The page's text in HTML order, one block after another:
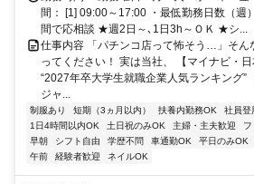
間： [1] 09:00～17:00 ・最低勤務日数（週
間で応相談 ★週2日～､1日3h～ＯＫ ★シ...
仕事内容 「パチンコ店って怖そう…」そん
ってください！ 実は当社、 【マイナビ・
“2027年卒大学生就職企業人気ランキング”
ジャ...
制服あり 短期（3ヵ月以内） 扶養内勤務OK 社員登
1日4時間以内OK
土日祝のみOK 主婦・主夫歓迎
早朝
シフト自由 学歴不問 車通勤OK 平日のみOK
午前
経験者歓迎 ネイルOK